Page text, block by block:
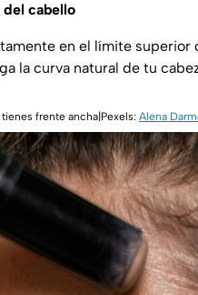
del cabello
en el límite superior
la curva natural de tu
frente ancha|Pexels: Alena